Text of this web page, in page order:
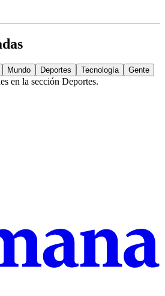
Mundo Deportes Tecnología Gente
en la sección Deportes.